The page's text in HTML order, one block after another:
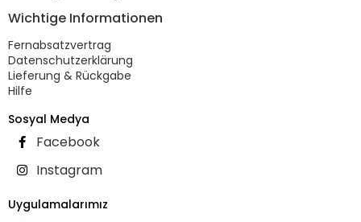
Wichtige Informationen
Fernabsatzvertrag
Datenschutzerklärung
Lieferung & Rückgabe
Hilfe
Sosyal Medya
Facebook
Instagram
Uygulamalarımız